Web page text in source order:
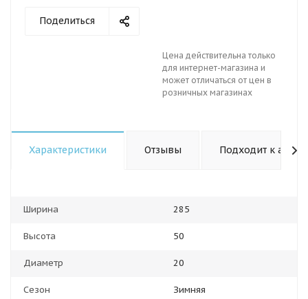
Поделиться
Цена действительна только
для интернет-магазина и
может отличаться от цен в
розничных магазинах
Характеристики Отзывы Подходит к авто
Ширина 285
Высота 50
Диаметр 20
Сезон Зимняя